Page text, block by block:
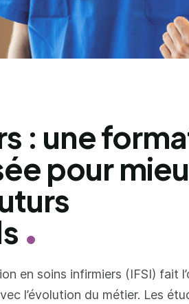
: une
pour
en soins infirmiers (IFSI) fait
l’évolution du métier. Les